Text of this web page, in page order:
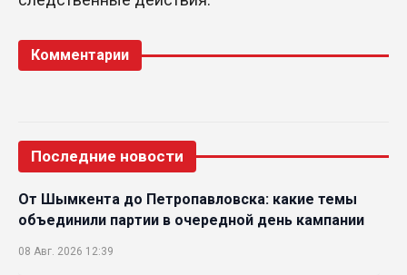
Комментарии
Последние новости
От Шымкента до Петропавловска: какие темы
объединили партии в очередной день кампании
08 Авг. 2026 12:39